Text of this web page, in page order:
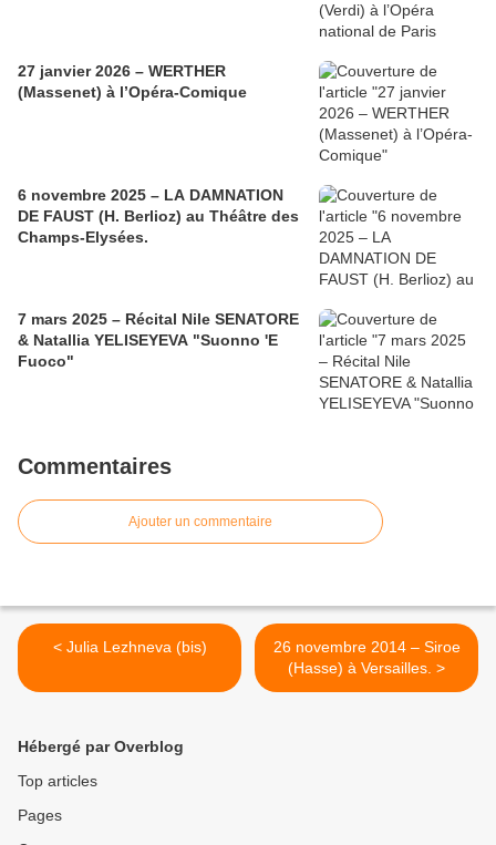
27 janvier 2026 – WERTHER
(Massenet) à l’Opéra-Comique
6 novembre 2025 – LA DAMNATION
DE FAUST (H. Berlioz) au Théâtre des
Champs-Elysées.
7 mars 2025 – Récital Nile SENATORE
& Natallia YELISEYEVA "Suonno 'E
Fuoco"
Commentaires
Ajouter un commentaire
< Julia Lezhneva (bis)
26 novembre 2014 – Siroe
(Hasse) à Versailles. >
Hébergé par Overblog
Top articles
Pages